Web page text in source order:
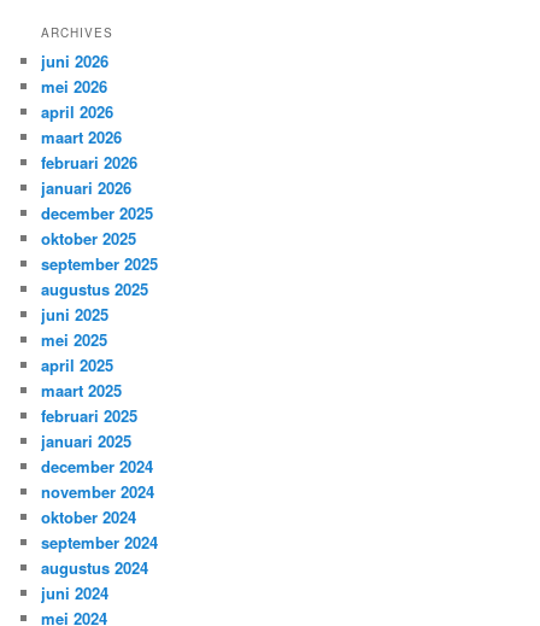
ARCHIVES
juni 2026
mei 2026
april 2026
maart 2026
februari 2026
januari 2026
december 2025
oktober 2025
september 2025
augustus 2025
juni 2025
mei 2025
april 2025
maart 2025
februari 2025
januari 2025
december 2024
november 2024
oktober 2024
september 2024
augustus 2024
juni 2024
mei 2024